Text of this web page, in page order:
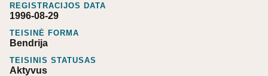
REGISTRACIJOS DATA
1996-08-29
TEISINĖ FORMA
Bendrija
TEISINIS STATUSAS
Aktyvus